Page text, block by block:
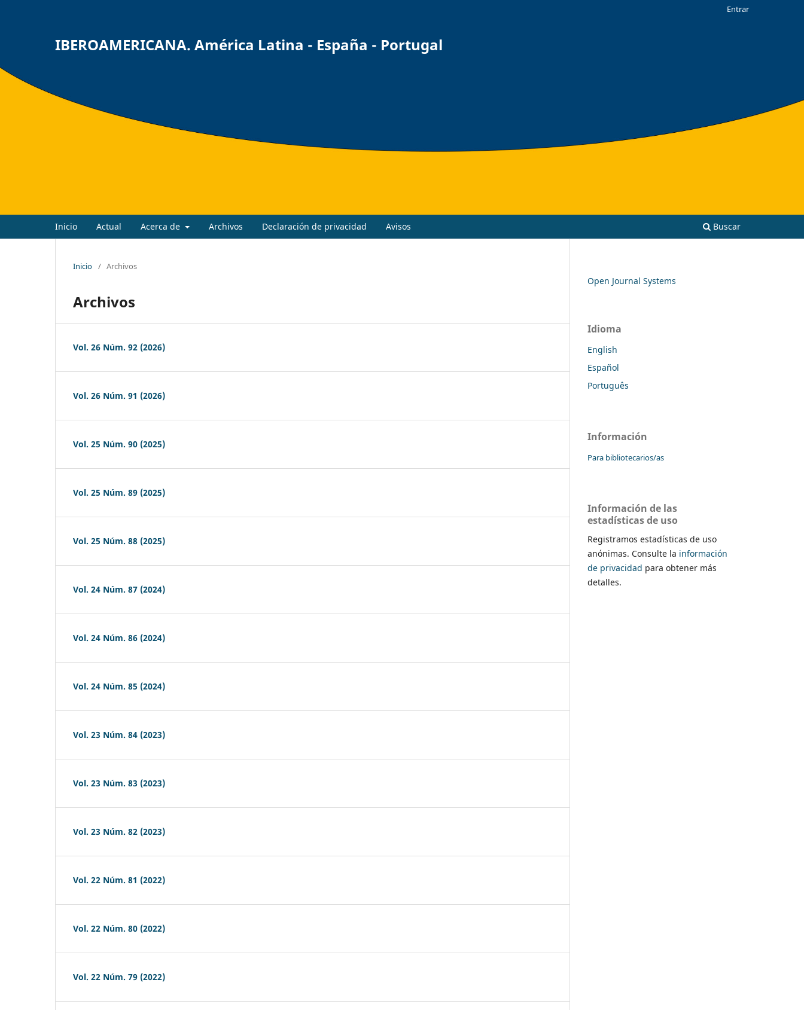
IBEROAMERICANA. América Latina - España - Portugal
Inicio Actual Acerca de Archivos Declaración de privacidad Avisos Buscar
Entrar
Inicio / Archivos
Archivos
Vol. 26 Núm. 92 (2026)
Vol. 26 Núm. 91 (2026)
Vol. 25 Núm. 90 (2025)
Vol. 25 Núm. 89 (2025)
Vol. 25 Núm. 88 (2025)
Vol. 24 Núm. 87 (2024)
Vol. 24 Núm. 86 (2024)
Vol. 24 Núm. 85 (2024)
Vol. 23 Núm. 84 (2023)
Vol. 23 Núm. 83 (2023)
Vol. 23 Núm. 82 (2023)
Vol. 22 Núm. 81 (2022)
Vol. 22 Núm. 80 (2022)
Vol. 22 Núm. 79 (2022)
Open Journal Systems
Idioma
English
Español
Português
Información
Para bibliotecarios/as
Información de las
estadísticas de uso
Registramos estadísticas de uso
anónimas. Consulte la información
de privacidad para obtener más
detalles.